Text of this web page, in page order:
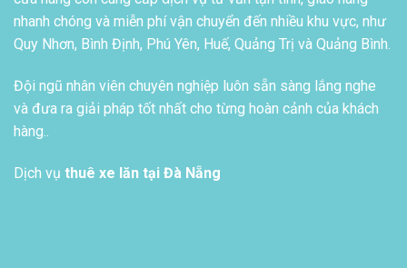
nhanh chóng và miễn phí vận chuyển đến nhiều khu vực, như
Quy Nhơn, Bình Định, Phú Yên, Huế, Quảng Trị và Quảng Bình.
Đội ngũ nhân viên chuyên nghiệp luôn sẵn sàng lắng nghe
và đưa ra giải pháp tốt nhất cho từng hoàn cảnh của khách
hàng..
Dịch vụ thuê xe lăn tại Đà Nẵng